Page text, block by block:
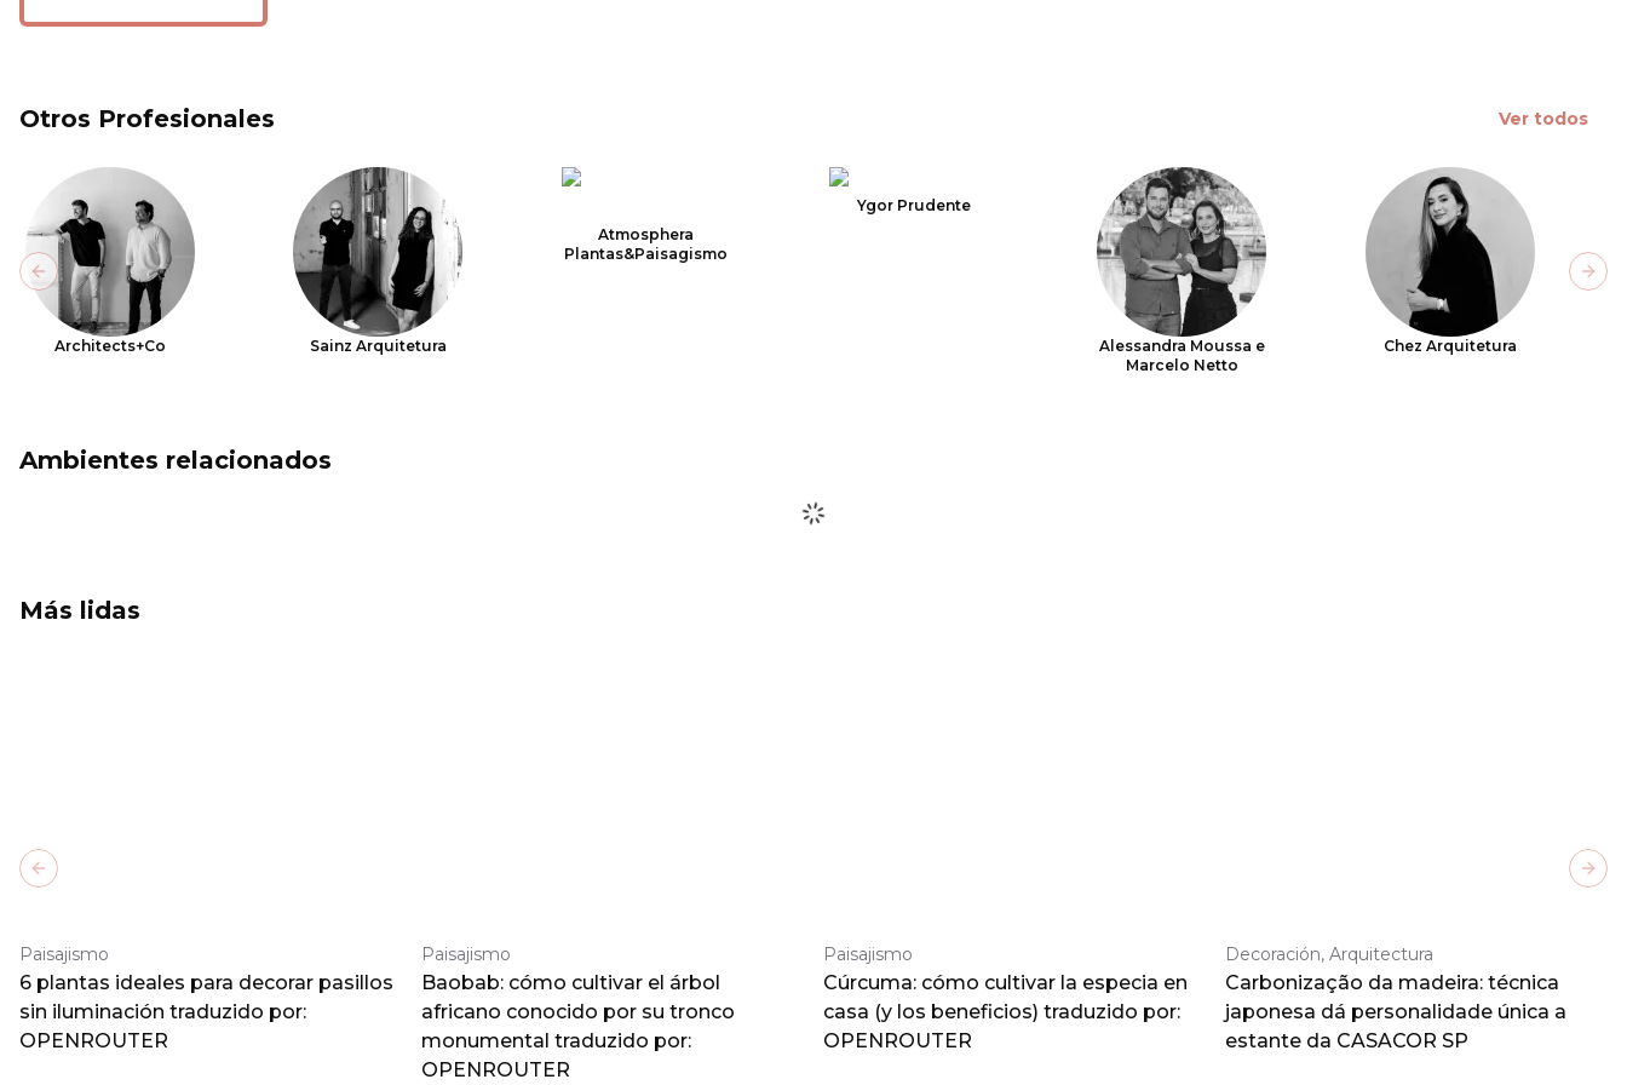
Otros Profesionales Ver todos
Architects+Co Sainz Arquitetura
Atmosphera
Plantas&Paisagismo
Ygor Prudente
Alessandra Moussa e
Marcelo Netto
Chez Arquitetura
Previous slide
Ambientes relacionados
Más lidas
Paisajismo
6 plantas ideales para decorar pasillos
sin iluminación traduzido por:
OPENROUTER
Paisajismo
Baobab: cómo cultivar el árbol
africano conocido por su tronco
monumental traduzido por:
OPENROUTER
Paisajismo
Cúrcuma: cómo cultivar la especia en
casa (y los beneficios) traduzido por:
OPENROUTER
Decoración, Arquitectura
Carbonização da madeira: técnica
japonesa dá personalidade única a
estante da CASACOR SP
Previous slide